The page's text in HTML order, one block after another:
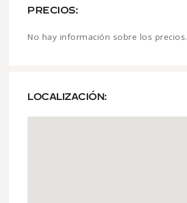
PRECIOS:
No hay información sobre los precios.
LOCALIZACIÓN: